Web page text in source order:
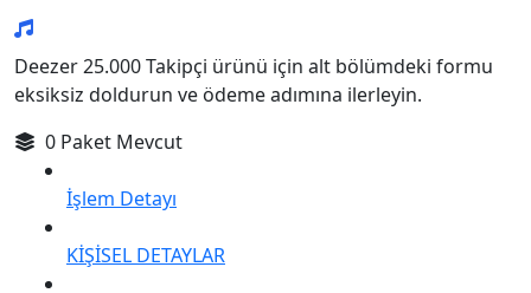
Deezer 25.000 Takipçi ürünü için alt bölümdeki formu
eksiksiz doldurun ve ödeme adımına ilerleyin.
0 Paket Mevcut
İşlem Detayı
KİŞİSEL DETAYLAR